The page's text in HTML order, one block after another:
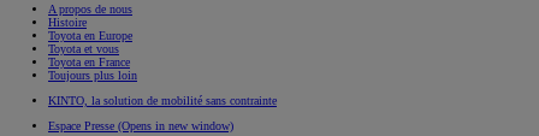
A propos de nous
Histoire
Toyota en Europe
Toyota et vous
Toyota en France
Toujours plus loin
KINTO, la solution de mobilité sans contrainte
Espace Presse (Opens in new window)